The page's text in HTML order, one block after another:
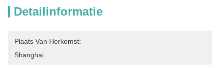
Detailinformatie
Plaats Van Herkomst:
Shanghai